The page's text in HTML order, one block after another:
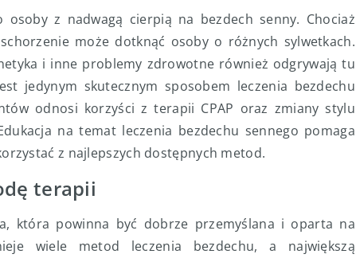
z nadwagą cierpią na bezdech senny. Chociaż
może dotknąć osoby o różnych sylwetkach.
i inne problemy zdrowotne również odgrywają tu
jedynym skutecznym sposobem leczenia bezdechu
odnosi korzyści z terapii CPAP oraz zmiany stylu
na temat leczenia bezdechu sennego pomaga
z najlepszych dostępnych metod.
terapii
która powinna być dobrze przemyślana i oparta na
wiele metod leczenia bezdechu, a największą